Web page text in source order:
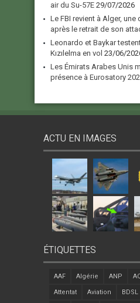
air du Su-57E 29/07/2026
Le FBI revient à Alger, une
après le retrait de son
Leonardo et Baykar
Kızılelma en vol 23/06/
Les Émirats Arabes Unis
présence à Eurosatory
ACTU EN IMAGES
ÉTIQUETTES
AAF Algérie ANP
Attentat Aviation BDSL